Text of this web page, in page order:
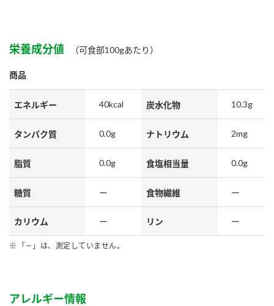
ロングセラー商品 ＋ おすすめレシピ
業務用サイト ミツカングループについて 製造所固有記号一覧
栄養成分値 （可食部100gあたり）
商品
エネルギー 40kcal 炭水化物 10.3g
タンパク質 0.0g ナトリウム 2mg
脂質 0.0g 食塩相当量 0.0g
糖質 ー 食物繊維 ー
カリウム ー リン ー
「－」は、測定していません。
アレルギー情報